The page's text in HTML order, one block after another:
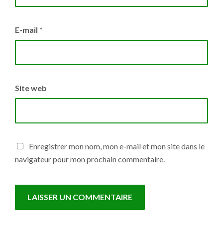
E-mail *
Site web
Enregistrer mon nom, mon e-mail et mon site dans le
navigateur pour mon prochain commentaire.